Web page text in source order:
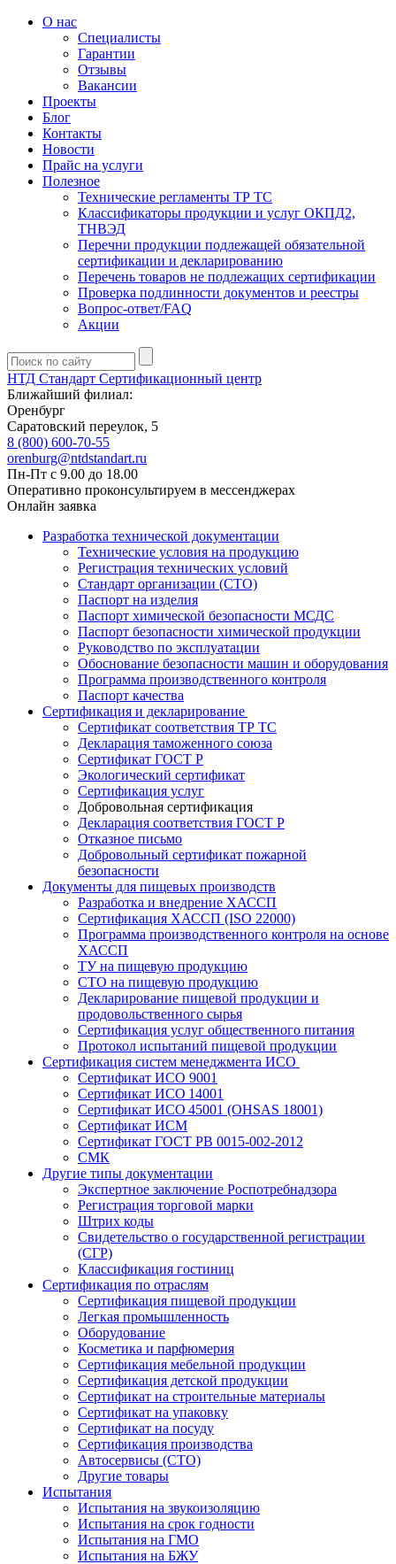
О нас
Специалисты
Гарантии
Отзывы
Вакансии
Проекты
Блог
Контакты
Новости
Прайс на услуги
Полезное
Технические регламенты ТР ТС
Классификаторы продукции и услуг ОКПД2,
ТНВЭД
Перечни продукции подлежащей обязательной
сертификации и декларированию
Перечень товаров не подлежащих сертификации
Проверка подлинности документов и реестры
Вопрос-ответ/FAQ
Акции
НТД Стандарт Сертификационный центр
Ближайший филиал:
Оренбург
Саратовский переулок, 5
8 (800) 600-70-55
orenburg@ntdstandart.ru
Пн-Пт с 9.00 до 18.00
Оперативно проконсультируем в мессенджерах
Онлайн заявка
Разработка технической документации
Технические условия на продукцию
Регистрация технических условий
Стандарт организации (СТО)
Паспорт на изделия
Паспорт химической безопасности МСДС
Паспорт безопасности химической продукции
Руководство по эксплуатации
Обоснование безопасности машин и оборудования
Программа производственного контроля
Паспорт качества
Сертификация и декларирование
Сертификат соответствия ТР ТС
Декларация таможенного союза
Сертификат ГОСТ Р
Экологический сертификат
Сертификация услуг
Добровольная сертификация
Декларация соответствия ГОСТ Р
Отказное письмо
Добровольный сертификат пожарной
безопасности
Документы для пищевых производств
Разработка и внедрение ХАССП
Сертификация ХАССП (ISO 22000)
Программа производственного контроля на основе
ХАССП
ТУ на пищевую продукцию
СТО на пищевую продукцию
Декларирование пищевой продукции и
продовольственного сырья
Сертификация услуг общественного питания
Протокол испытаний пищевой продукции
Сертификация систем менеджмента ИСО
Сертификат ИСО 9001
Сертификат ИСО 14001
Сертификат ИСО 45001 (OHSAS 18001)
Сертификат ИСМ
Сертификат ГОСТ РВ 0015-002-2012
СМК
Другие типы документации
Экспертное заключение Роспотребнадзора
Регистрация торговой марки
Штрих коды
Свидетельство о государственной регистрации
(СГР)
Классификация гостиниц
Сертификация по отраслям
Сертификация пищевой продукции
Легкая промышленность
Оборудование
Косметика и парфюмерия
Сертификация мебельной продукции
Сертификация детской продукции
Сертификат на строительные материалы
Сертификат на упаковку
Сертификат на посуду
Сертификация производства
Автосервисы (СТО)
Другие товары
Испытания
Испытания на звукоизоляцию
Испытания на срок годности
Испытания на ГМО
Испытания на БЖУ